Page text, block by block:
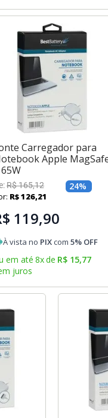
Carregador para
Apple
R$165,12 24%
R$126,21
119,90
À vista no PIXcom 5% OFF
em até 8xde R$ 15,77
juros